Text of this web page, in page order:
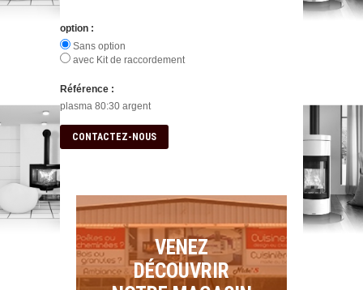
option :
Sans option
avec Kit de raccordement
Référence :
plasma 80:30 argent
CONTACTEZ-NOUS
VENEZ
DÉCOUVRIR